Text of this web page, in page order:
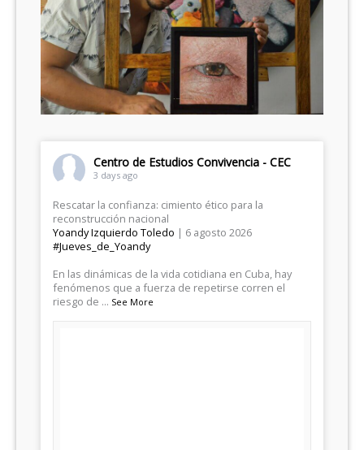
Centro de Estudios Convivencia - CEC
3 days ago
Rescatar la confianza: cimiento ético para la
reconstrucción nacional
Yoandy Izquierdo Toledo | 6 agosto 2026
#Jueves_de_Yoandy
​En las dinámicas de la vida cotidiana en Cuba, hay
fenómenos que a fuerza de repetirse corren el
riesgo de ... See More